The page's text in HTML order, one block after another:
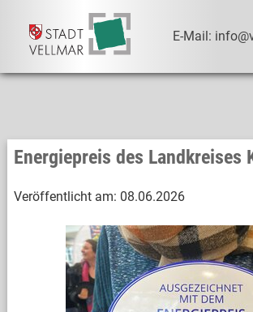
E-Mail:
Energiepreis des Landkreises
Veröffentlicht am: 08.06.2026